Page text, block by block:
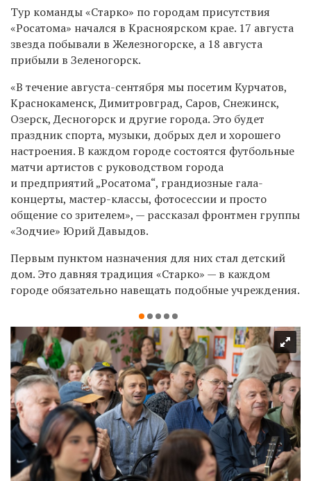
Тур команды «Старко» по городам присутствия
«Росатома» начался в Красноярском крае. 17 августа
звезда побывали в Железногорске, а 18 августа
прибыли в Зеленогорск.
«В течение августа-сентября мы посетим Курчатов,
Краснокаменск, Димитровград, Саров, Снежинск,
Озерск, Десногорск и другие города. Это будет
праздник спорта, музыки, добрых дел и хорошего
настроения. В каждом городе состоятся футбольные
матчи артистов с руководством города
и предприятий „Росатома“, грандиозные гала-
концерты, мастер-классы, фотосессии и просто
общение со зрителем», — рассказал фронтмен группы
«Зодчие» Юрий Давыдов.
Первым пунктом назначения для них стал детский
дом. Это давняя традиция «Старко» — в каждом
городе обязательно навещать подобные учреждения.